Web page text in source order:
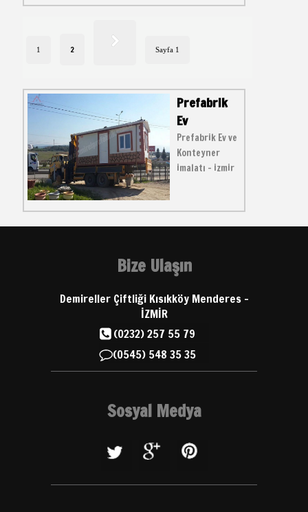
1 2 Sayfa 1
Prefabrik
Ev
Prefabrik Ev ve
Konteyner
imalatı - izmir
Bize Ulaşın
Demireller Çiftliği Kısıkköy Menderes -
İZMİR
(0232) 257 55 79
(0545) 548 35 35
Sosyal Medya